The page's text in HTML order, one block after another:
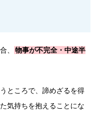
、
物事が不完全・中途半
ところで、諦めざるを得
気持ちを抱えることにな